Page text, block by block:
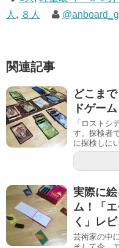
人 , ８人
関連記事
どこま
ドゲー
「ロストシ
す。探検者
に探検しに
実際に
ム！「
く」レ
芸術家の中